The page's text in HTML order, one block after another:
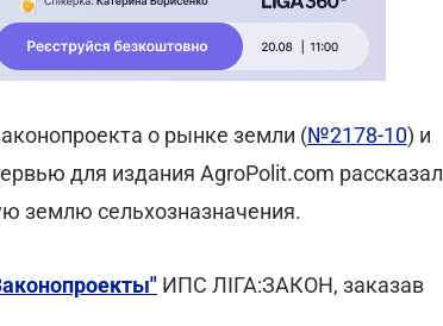
о рынке земли (№2178-10) и
для издания AgroPolit.com рассказал
землю сельхозназначения.
ИПС ЛІГА:ЗАКОН, заказав